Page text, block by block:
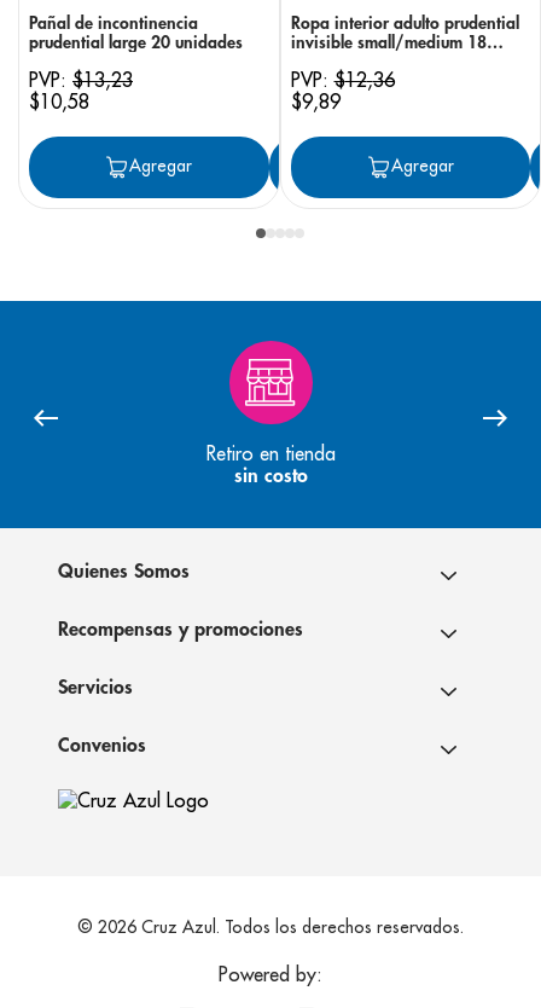
Pañal de incontinencia
prudential large 20 unidades
PVP: $13,23
$10,58
Agregar Agregar
Ropa interior adulto prudential
invisible small/medium 18
PVP:$12,36
$9,89
Agregar
Retiro en tienda
sin costo
Quienes Somos
Recompensas y promociones
Servicios
Convenios
© 2026 Cruz Azul. Todos los derechos reservados.
Powered by: